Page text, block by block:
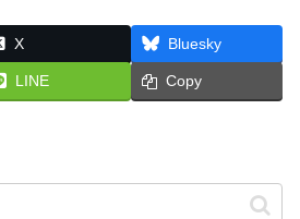
X Bluesky
LINE Copy